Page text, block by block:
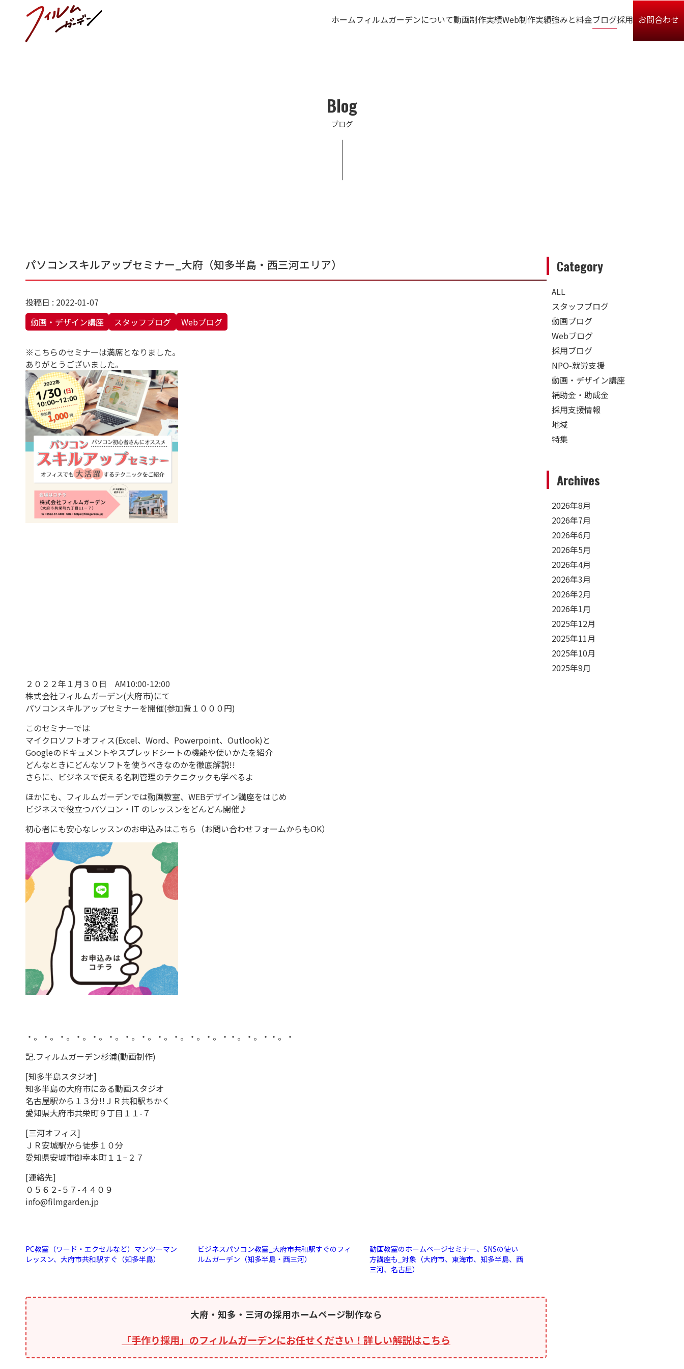
ホームフィルムガーデンについて動画制作実績Web制作実績強みと料金ブログ採用 お問合わせ
Blog
ブログ
Category
ALL
スタッフブログ
動画ブログ
Webブログ
採用ブログ
NPO-就労支援
動画・デザイン講座
補助金・助成金
採用支援情報
地域
特集
Archives
2026年8月
2026年7月
2026年6月
2026年5月
2026年4月
2026年3月
2026年2月
2026年1月
2025年12月
2025年11月
2025年10月
2025年9月
パソコンスキルアップセミナー_大府（知多半島・西三河エリア）
投稿日 : 2022-01-07
動画・デザイン講座
スタッフブログ Webブログ
※こちらのセミナーは満席となりました。
ありがとうございました。
２０２２年１月３０日 AM10:00-12:00
株式会社フィルムガーデン(大府市)にて
パソコンスキルアップセミナーを開催(参加費１０００円)
このセミナーでは
マイクロソフトオフィス(Excel、Word、Powerpoint、Outlook)と
Googleのドキュメントやスプレッドシートの機能や使いかたを紹介
どんなときにどんなソフトを使うべきなのかを徹底解説!!
さらに、ビジネスで使える名刺管理のテクニクックも学べるよ
ほかにも、フィルムガーデンでは動画教室、WEBデザイン講座をはじめ
ビジネスで役立つパソコン・IT のレッスンをどんどん開催♪
初心者にも安心なレッスンのお申込みはこちら（お問い合わせフォームからもOK）
・。・。・。・。・。・。・。・。・。・。・。・。・・。・。・・。・
記.フィルムガーデン杉浦(動画制作)
[知多半島スタジオ]
知多半島の大府市にある動画スタジオ
名古屋駅から１３分!!ＪＲ共和駅ちかく
愛知県大府市共栄町９丁目１１-７
[三河オフィス]
ＪＲ安城駅から徒歩１０分
愛知県安城市御幸本町１１−２７
[連絡先]
０５６２-５７-４４０９
info@filmgarden.jp
PC教室（ワード・エクセルなど）マンツーマン
レッスン、大府市共和駅すぐ（知多半島）
ビジネスパソコン教室_大府市共和駅すぐのフィ
ルムガーデン（知多半島・西三河）
動画教室のホームページセミナー、SNSの使い
方講座も_対象（大府市、東海市、知多半島、西
三河、名古屋）
大府・知多・三河の採用ホームページ制作なら
「手作り採用」のフィルムガーデンにお任せください！詳しい解説はこちら